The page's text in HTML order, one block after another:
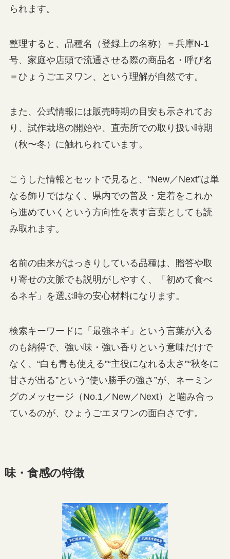
られます。
整理すると、品種名（登録上の名称）＝兵庫N-1
号、家庭や店頭で流通させる際の商品名・呼び名
＝ひょうごエヌワン、という理解が自然です。
また、公式情報には販売時期の目安も示されてお
り、試作栽培の開始や、直売所での取り扱い時期
（秋〜冬）に触れられています。
こうした情報とセットで見ると、“New／Next”は単
なる飾りではなく、県内での普及・定着をこれか
ら進めていくという方向性を表す言葉としても読
み取れます。
名前の由来がはっきりしている品種は、贈答や取
り寄せの文脈でも説明がしやすく、「初めて食べ
るネギ」を選ぶ時の安心材料になります。
検索キーワードに「最強ネギ」という言葉が入る
のも納得で、強い味・強い香りという意味だけで
なく、“白も青も使える”“主役になれる太さ”“秋冬に
甘さが出る”という“使い勝手の強さ”が、ネーミン
グのメッセージ（No.1／New／Next）と噛み合っ
ているのが、ひょうごエヌワンの面白さです。
味・食感の特徴